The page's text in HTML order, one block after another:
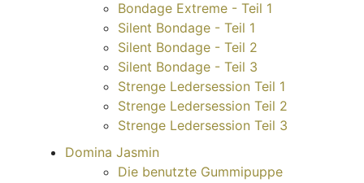
Bondage Extreme - Teil 1
Silent Bondage - Teil 1
Silent Bondage - Teil 2
Silent Bondage - Teil 3
Strenge Ledersession Teil 1
Strenge Ledersession Teil 2
Strenge Ledersession Teil 3
Domina Jasmin
Die benutzte Gummipuppe